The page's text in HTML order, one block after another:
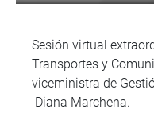
Sesión virtual
Transportes y
viceministra de
Diana Marchena.